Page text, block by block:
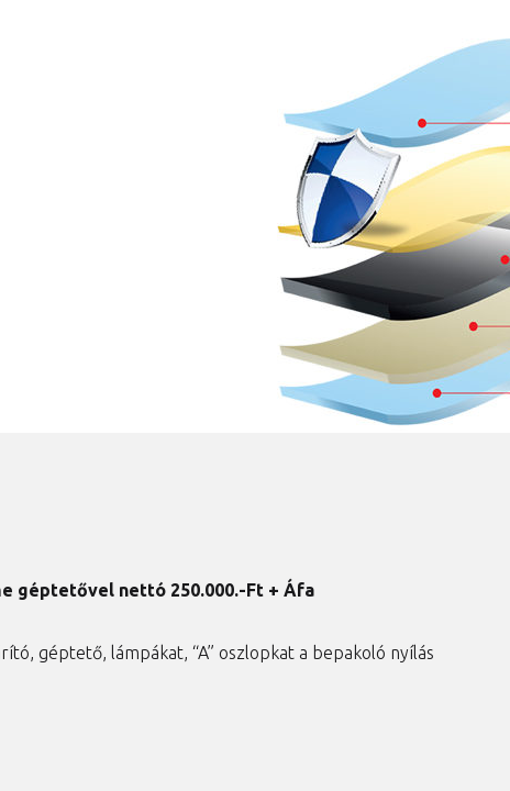
géptetővel nettó 250.000.-Ft + Áfa
géptető, lámpákat, “A” oszlopkat a bepakoló nyílás